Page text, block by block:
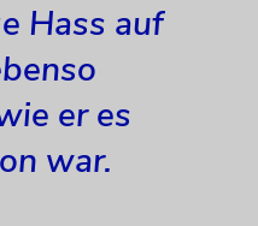
Hass auf
er es
war.